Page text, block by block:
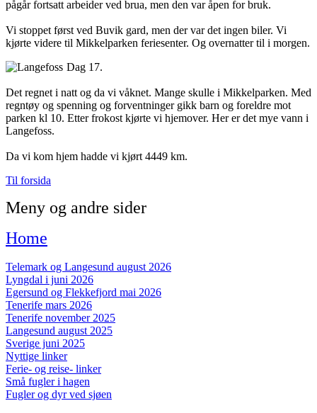
pågår fortsatt arbeider ved brua, men den var åpen for bruk.
Vi stoppet først ved Buvik gard, men der var det ingen biler. Vi
kjørte videre til Mikkelparken feriesenter. Og overnatter til i morgen.
Dag 17.
Det regnet i natt og da vi våknet. Mange skulle i Mikkelparken. Med
regntøy og spenning og forventninger gikk barn og foreldre mot
parken kl 10. Etter frokost kjørte vi hjemover. Her er det mye vann i
Langefoss.
Da vi kom hjem hadde vi kjørt 4449 km.
Til forsida
Meny og andre sider
Home
Telemark og Langesund august 2026
Lyngdal i juni 2026
Egersund og Flekkefjord mai 2026
Tenerife mars 2026
Tenerife november 2025
Langesund august 2025
Sverige juni 2025
Nyttige linker
Ferie- og reise- linker
Små fugler i hagen
Fugler og dyr ved sjøen